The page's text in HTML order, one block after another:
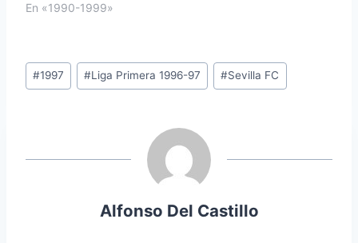
En «1990-1999»
Etiquetas
de
#1997 #Liga Primera 1996-97 #Sevilla FC
Alfonso Del Castillo